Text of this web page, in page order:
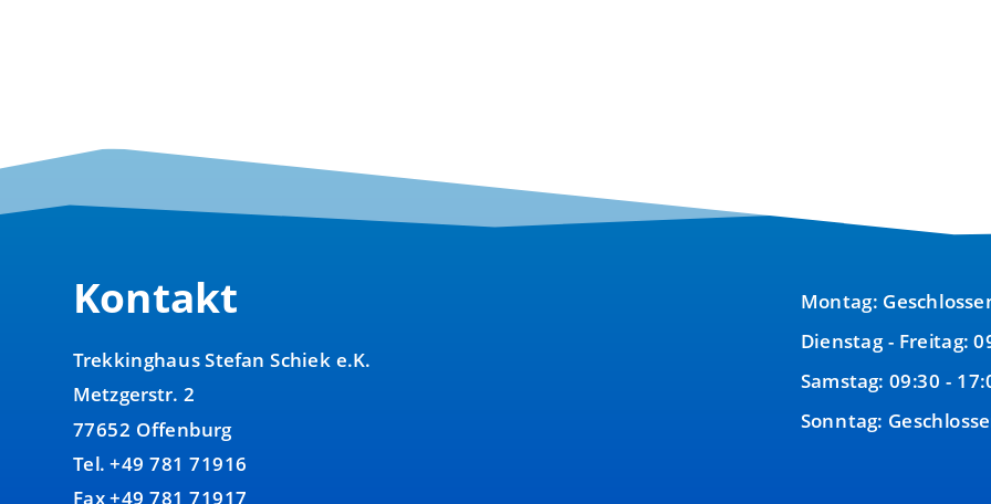
Kontakt
Trekkinghaus Stefan Schiek e.K.
Metzgerstr. 2
77652 Offenburg
Tel. +49 781 71916
Fax +49 781 71917
Montag:
Dienstag - Freitag:
Samstag: 09:30 -
Sonntag: